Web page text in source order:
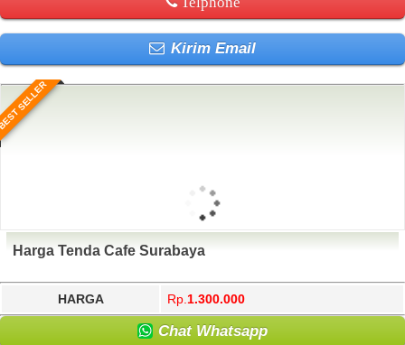
Kirim Email
SELLER
Harga Tenda Cafe Surabaya
HARGA Rp. 1.300.000
Chat Whatsapp